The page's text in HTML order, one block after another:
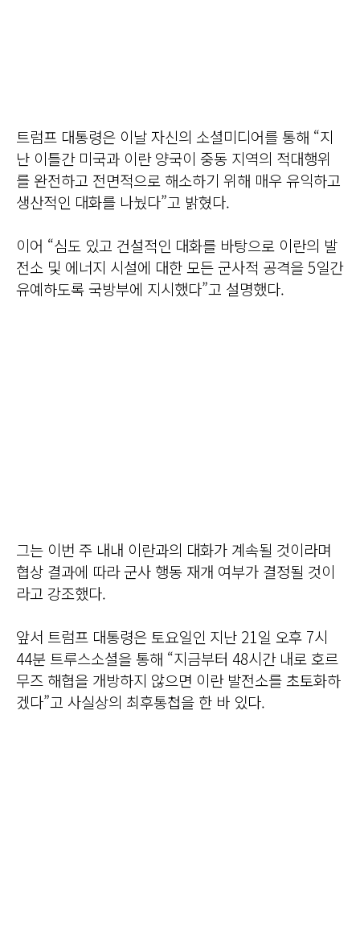
트럼프 대통령은 이날 자신의 소셜미디어를 통해 “지
난 이틀간 미국과 이란 양국이 중동 지역의 적대행위
를 완전하고 전면적으로 해소하기 위해 매우 유익하고
생산적인 대화를 나눴다”고 밝혔다.
이어 “심도 있고 건설적인 대화를 바탕으로 이란의 발
전소 및 에너지 시설에 대한 모든 군사적 공격을 5일간
유예하도록 국방부에 지시했다”고 설명했다.
그는 이번 주 내내 이란과의 대화가 계속될 것이라며
협상 결과에 따라 군사 행동 재개 여부가 결정될 것이
라고 강조했다.
앞서 트럼프 대통령은 토요일인 지난 21일 오후 7시
44분 트루스소셜을 통해 “지금부터 48시간 내로 호르
무즈 해협을 개방하지 않으면 이란 발전소를 초토화하
겠다”고 사실상의 최후통첩을 한 바 있다.